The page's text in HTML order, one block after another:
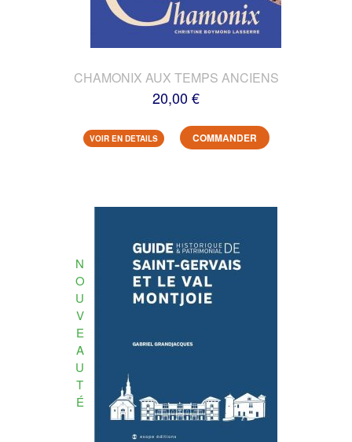
CHAMONIX AUX TEMPS ANCIENS
20,00 €
VOIR EN DETAILS COMMANDER
N
O
U
V
E
A
U
T
É